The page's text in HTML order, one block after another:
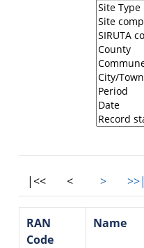
|<< < > >>|
RAN
Code
Name